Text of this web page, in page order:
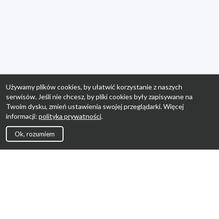
Używamy plików cookies, by ułatwić korzystanie z naszych
serwisów. Jeśli nie chcesz, by pliki cookies były zapisywane na
Twoim dysku, zmień ustawienia swojej przeglądarki. Więcej
informacji: polityka prywatności.
Ok, rozumiem